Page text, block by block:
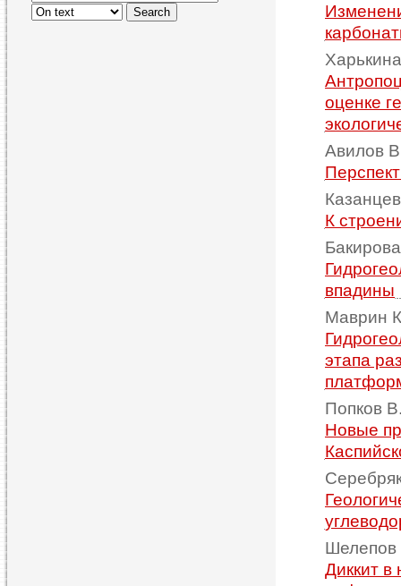
Search
оценке
Авилов
К
впадины
Маврин
этапа
Попков
Новые
Шелепов
Диккит в